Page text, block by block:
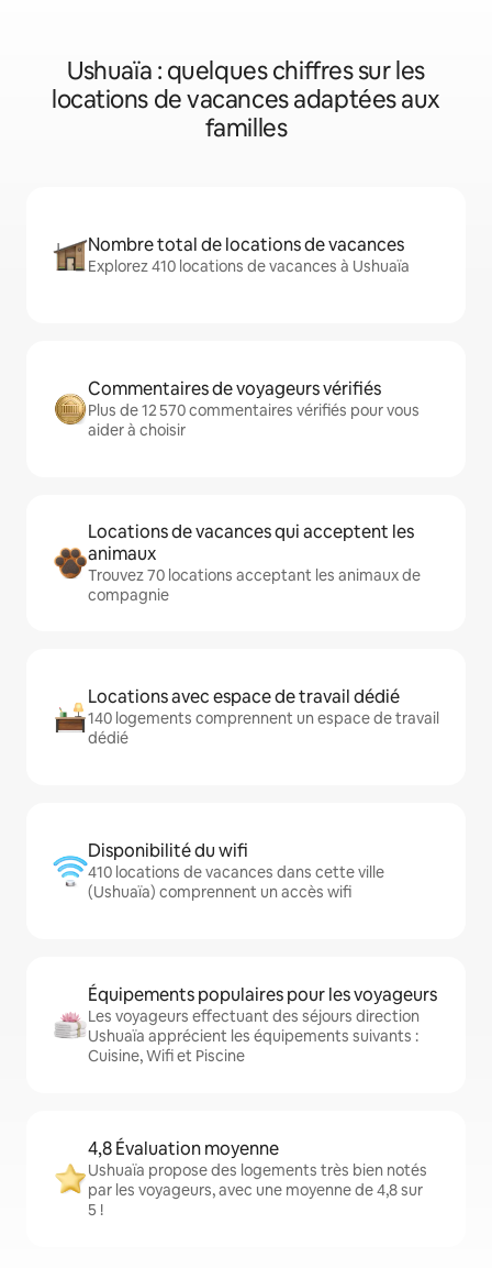
Ushuaïa : quelques chiffres sur les
locations de vacances adaptées aux
familles
Nombre total de locations de vacances
Explorez 410 locations de vacances à Ushuaïa
Commentaires de voyageurs vérifiés
Plus de 12 570 commentaires vérifiés pour vous
aider à choisir
Locations de vacances qui acceptent les
animaux
Trouvez 70 locations acceptant les animaux de
compagnie
Locations avec espace de travail dédié
140 logements comprennent un espace de travail
dédié
Disponibilité du wifi
410 locations de vacances dans cette ville
(Ushuaïa) comprennent un accès wifi
Équipements populaires pour les voyageurs
Les voyageurs effectuant des séjours direction
Ushuaïa apprécient les équipements suivants :
Cuisine, Wifi et Piscine
4,8 Évaluation moyenne
Ushuaïa propose des logements très bien notés
par les voyageurs, avec une moyenne de 4,8 sur
5 !